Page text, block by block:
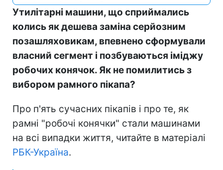
Утилітарні машини, що сприймались
колись як дешева заміна серйозним
позашляховикам, впевнено сформували
власний сегмент і позбуваються іміджу
робочих конячок. Як не помилитись з
вибором рамного пікапа?
Про п'ять сучасних пікапів і про те, як
рамні "робочі конячки" стали машинами
на всі випадки життя, читайте в матеріалі
РБК-Україна.